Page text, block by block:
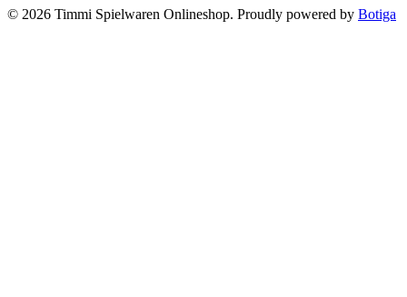
© 2026 Timmi Spielwaren Onlineshop. Proudly powered by Botiga